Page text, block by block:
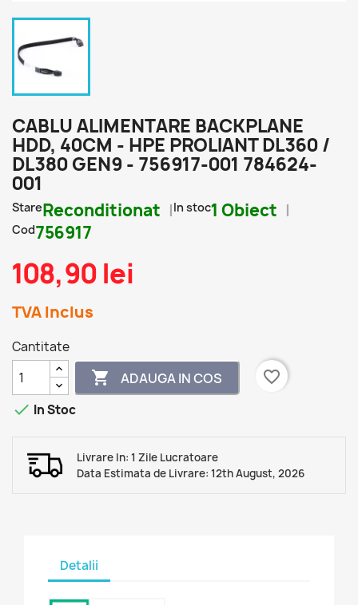
CABLU ALIMENTARE BACKPLANE
HDD, 40CM - HPE PROLIANT DL360 /
DL380 GEN9 - 756917-001 784624-
001
StareReconditionat In stoc1 Obiect
Cod756917
108,90 lei
TVA Inclus
Cantitate
 ADAUGA IN COS
favorite_border
 In Stoc
Livrare In: 1 Zile Lucratoare
Data Estimata de Livrare: 12th August, 2026
Detalii